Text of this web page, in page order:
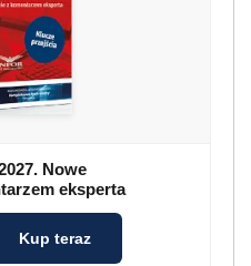
Nowe
eksperta
Kup teraz